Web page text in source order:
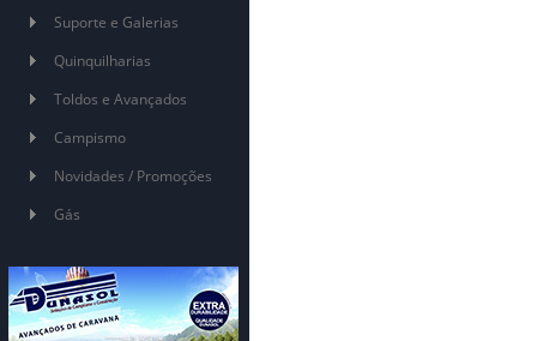
Suporte e Galerias
Quinquilharias
Toldos e Avançados
Campismo
Novidades / Promoções
Gás